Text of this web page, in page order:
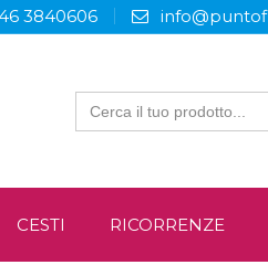
3840606
Search
for:
CESTI RICORRENZE